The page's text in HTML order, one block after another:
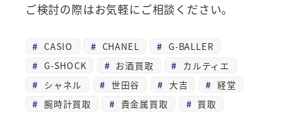
ご検討の際はお気軽にご相談ください。
CASIO CHANEL
G-BALLER
G-SHOCK
お酒買取
カルティエ
シャネル
世田谷 大吉
経堂
腕時計買取
貴金属買取 買取